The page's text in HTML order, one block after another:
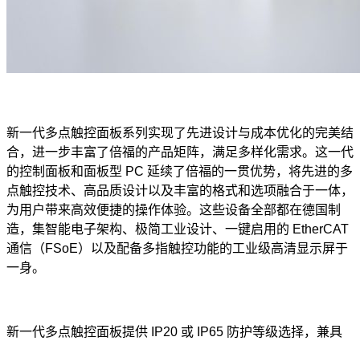
新一代多点触控面板系列实现了先进设计与成本优化的完美结
合，进一步丰富了倍福的产品矩阵，满足多样化需求。这一代
的控制面板和面板型 PC 延续了倍福的一贯优势，将先进的多
点触控技术、高品质设计以及丰富的格式和选项融合于一体，
为用户带来高效便捷的操作体验。这些设备全部都在德国制
造，集智能电子架构、极简工业设计、一键启用的 EtherCAT
通信（FSoE）以及配备多指触控功能的工业级高清显示屏于
一身。
新一代多点触控面板提供 IP20 或 IP65 防护等级选择，兼具